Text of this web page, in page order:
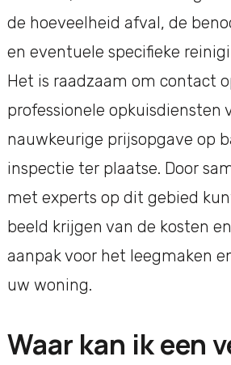
de hoeveelheid afval, de
en eventuele specifieke
Het is raadzaam om contact
professionele opkuisdiensten
nauwkeurige prijsopgave op
inspectie ter plaatse. Door
met experts op dit gebied
beeld krijgen van de kosten
aanpak voor het leegmaken
uw woning.
Waar kan ik een